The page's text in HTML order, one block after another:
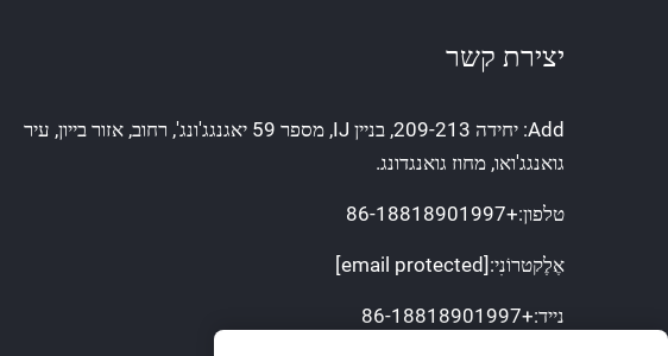
יצירת קשר
Add: יחידה 209-213, בניין IJ, מספר 59 יאגנגג'ונג', רחוב, אזור בייון, עיר
גואנגג'ואו, מחוז גואנגדונג.
טלפון:+86-18818901997
אֶלֶקטרוֹנִי: [email protected]
נייד:+86-18818901997